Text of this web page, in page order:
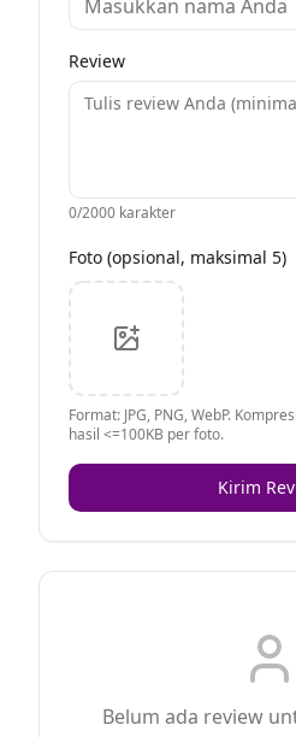
Review
0/2000 karakter
Foto (opsional, maksimal 5)
Format: JPG, PNG, WebP.
hasil <=100KB per foto.
Kirim
Belum ada review